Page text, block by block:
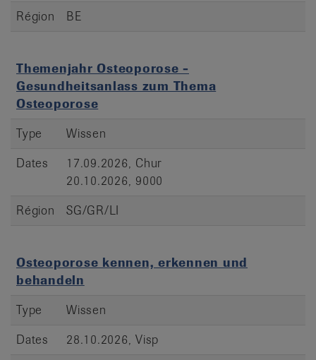
Région BE
Themenjahr Osteoporose -
Gesundheitsanlass zum Thema
Osteoporose
Type
Wissen
Dates
17.09.2026, Chur
20.10.2026, 9000
Région
SG/GR/LI
Osteoporose kennen, erkennen und
behandeln
Type
Wissen
Dates
28.10.2026, Visp